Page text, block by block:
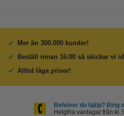
Mer än 300.000 kunder!
Beställ innan 16:00 så skickar vi
Alltid låga priser!
Behöver du hjälp? Ring
Helgfria vardagar från kl.